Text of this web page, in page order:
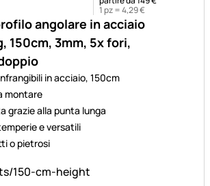
angolare in acciaio
150cm, 3mm, 5x fori,
in acciaio, 150cm
montare
grazie alla punta lunga
e versatili
o pietrosi
1 pz =4,29€